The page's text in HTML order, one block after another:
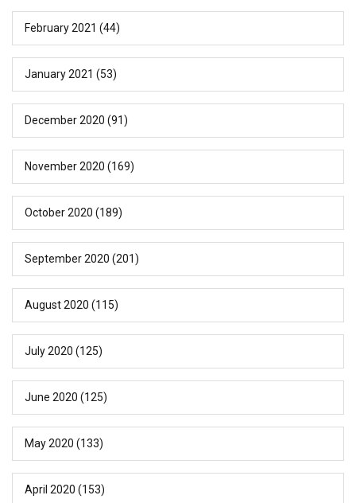
February 2021 (44)
January 2021 (53)
December 2020 (91)
November 2020 (169)
October 2020 (189)
September 2020 (201)
August 2020 (115)
July 2020 (125)
June 2020 (125)
May 2020 (133)
April 2020 (153)